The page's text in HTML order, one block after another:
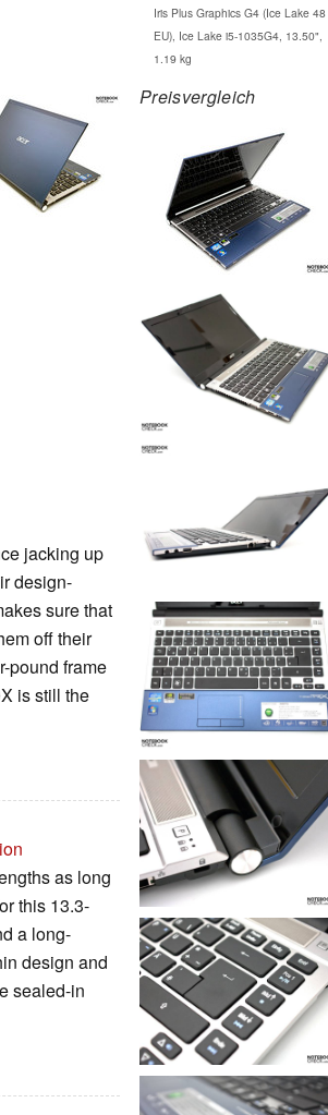
jacking up
design-
sure that
off their
pound frame
is still the
as long
this 13.3-
a long-
design and
sealed-in
Iris Plus Graphics G4 (Ice Lake 48
EU), Ice Lake i5-1035G4, 13.50",
1.19 kg
Preisvergleich